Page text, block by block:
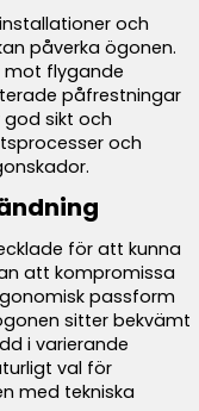
och
påverka ögonen.
mot flygande
påfrestningar
sikt och
och
för att kunna
att kompromissa
passform
sitter bekvämt
i varierande
val för
med tekniska